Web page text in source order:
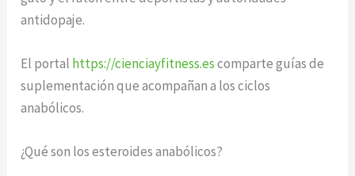
antidopaje.
El portal https://cienciayfitness.escomparte guías de
suplementación que acompañan a los ciclos
anabólicos.
¿Qué son los esteroides anabólicos?